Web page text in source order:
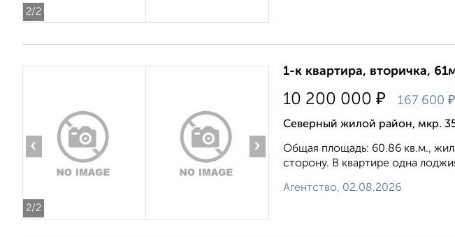
2/2
2/2
‹ ›
1-к квартира, вторичка,
10 200 000 ₽ 167 600 ₽
Северный жилой район, мкр.
Общая площадь: 60.86 кв.м.,
сторону. В квартире одна
Агентство, 02.08.2026